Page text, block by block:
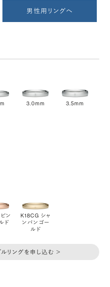
男性用リングへ
3.0mm 3.5mm
ン
ド
K18CG シャ
ンパンゴー
ルド
リングを申し込む ＞